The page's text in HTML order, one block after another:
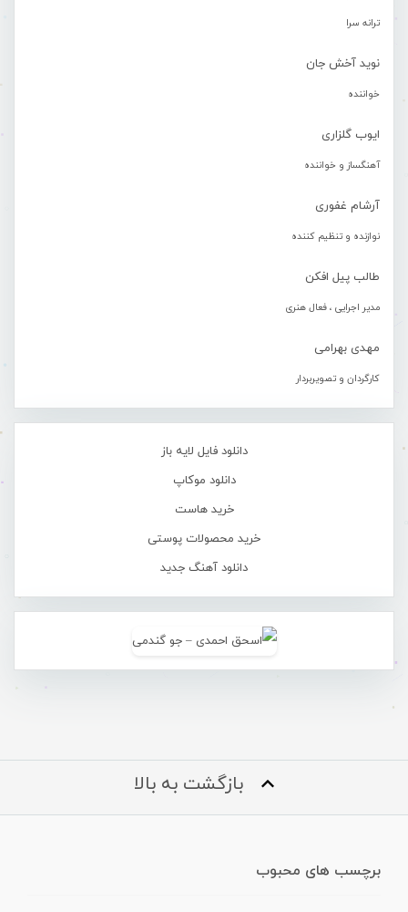
ترانه سرا
نوید آخش جان
خواننده
ایوب گلزاری
آهنگساز و خواننده
آرشام غفوری
نوازنده و تنظیم کننده
طالب پیل افکن
مدیر اجرایی ، فعال هنری
مهدی بهرامی
کارگردان و تصویربردار
دانلود فایل لایه باز
دانلود موکاپ
خرید هاست
خرید محصولات پوستی
دانلود آهنگ جدید
بازگشت به بالا
برچسب های محبوب